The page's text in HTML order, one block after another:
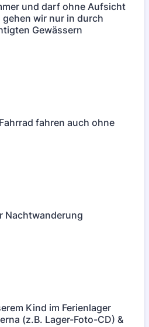
und darf ohne Aufsicht
wir nur in durch
Gewässern
fahren auch ohne
Nachtwanderung
Kind im Ferienlager
(z.B. Lager-Foto-CD) &